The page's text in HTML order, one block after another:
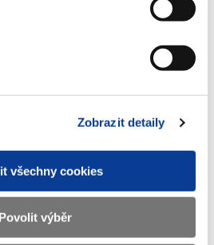
Zobrazit detaily
všechny cookies
Povolit výběr
Ministerstvo financí 670 ks shora
činila 601 EUR,
a.s.
Doporučeno287 ×
ČR